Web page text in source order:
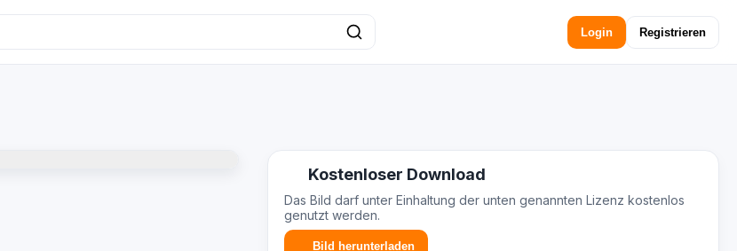
Login Registrieren
Kostenloser Download
Das Bild darf unter Einhaltung der unten genannten Lizenz kostenlos
genutzt werden.
Bild herunterladen